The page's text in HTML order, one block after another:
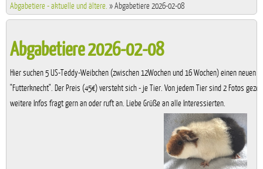
Abgabetiere - aktuelle und ältere. »Abgabetiere 2026-02-08
Abgabetiere 2026-02-08
Hier suchen 5 US-Teddy-Weibchen (zwischen 12Wochen und 16 Wochen) einen neuen
"Futterknecht". Der Preis (45€) versteht sich - je Tier. Von jedem Tier sind 2 Fotos
weitere Infos fragt gern an oder ruft an. Liebe Grüße an alle Interessierten.